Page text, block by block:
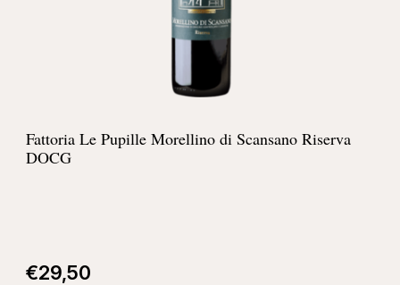
Fattoria Le Pupille Morellino di Scansano Riserva
DOCG
€29,50